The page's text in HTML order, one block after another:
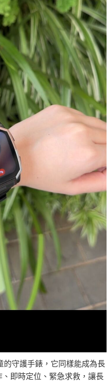
守護手錶，它同樣能成為長
即時定位、緊急求救，讓長